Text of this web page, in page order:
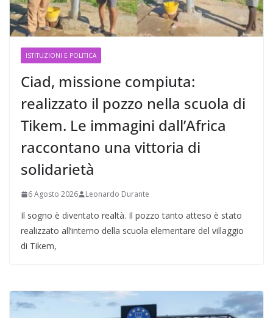
ISTITUZIONI E POLITICA
Ciad, missione compiuta:
realizzato il pozzo nella scuola di
Tikem. Le immagini dall’Africa
raccontano una vittoria di
solidarietà
6 Agosto 2026 Leonardo Durante
Il sogno è diventato realtà. Il pozzo tanto atteso è stato
realizzato all’interno della scuola elementare del villaggio
di Tikem,